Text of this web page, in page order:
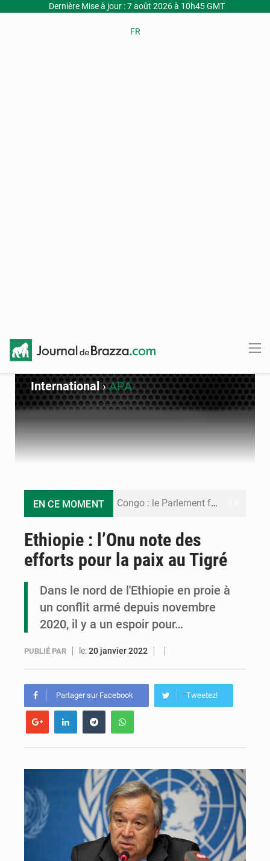
Dernière Mise à jour : 7 août 2026 à 10h45 GMT
FR
International›APA
EN CE MOMENT Congo : le Parlement formule 28 recommandations sur le Cadre budgétaire 2027-2029
Congo : la Grande foire agricole pour renforcer la souveraineté alimentaire
Congo-RDC : Brazzaville et Kinshasa renforcent leur coopération en faveur de la jeunesse
Le Congo se dote d’un programme national pour valoriser les produits forestiers non ligneux
Ethiopie : l’Onu note des
efforts pour la paix au Tigré
Dans le nord de l'Ethiopie en proie à
un conflit armé depuis novembre
2020, il y a un espoir pour…
PUBLIÉ PAR le:20 janvier 2022
Partager sur Facebook Tweetez!